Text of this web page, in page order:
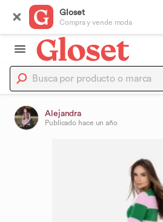
Gloset
Compra y vende moda
Alejandra
Publicado hace un año